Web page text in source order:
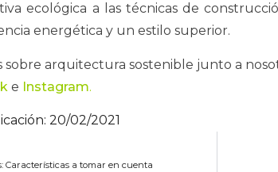
ecológica a las técnicas de
energética y un estilo superior.
sobre arquitectura sostenible junto a
e Instagram.
20/02/2021
Características a tomar en cuenta